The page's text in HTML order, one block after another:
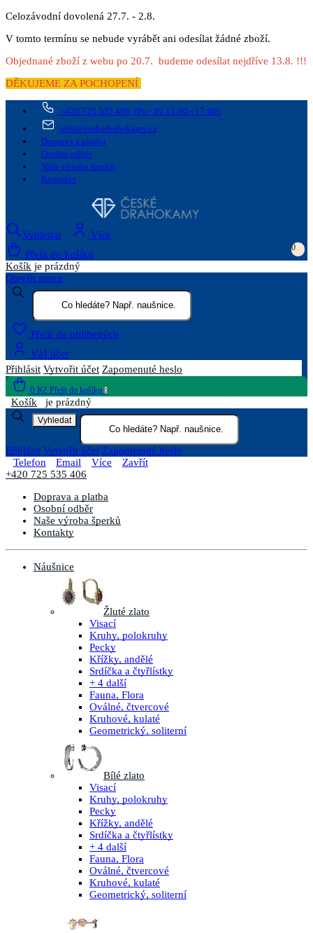
Celozávodní dovolená 27.7. - 2.8.
V tomto termínu se nebude vyrábět ani odesílat žádné zboží.
Objednané zboží z webu po 20.7. budeme odesílat nejdříve 13.8. !!!
DĚKUJEME ZA POCHOPENÍ
+420 725 535 406 (Po - Pá 11:00 - 17:00)
info@ceskedrahokamy.cz
Doprava a platba
Osobní odběr
Naše výroba šperků
Kontakty
Vyhledat
Více
Přejít do košíku
0
Košík je prázdný
Otevřít menu
Přejít do oblíbených
Váš účet
Přihlásit Vytvořit účet Zapomenuté heslo
0 Kč Přejít do košíku 0
Košík je prázdný
Vyhledat
Přihlásit Vytvořit účet Zapomenuté heslo
Telefon
Email Více
Zavřít
+420 725 535 406
Doprava a platba
Osobní odběr
Naše výroba šperků
Kontakty
Náušnice
Žluté zlato
Visací
Kruhy, polokruhy
Pecky
Křížky, andělé
Srdíčka a čtyřlístky
+ 4 další
Fauna, Flora
Oválné, čtvercové
Kruhové, kulaté
Geometrický, soliterní
Bílé zlato
Visací
Kruhy, polokruhy
Pecky
Křížky, andělé
Srdíčka a čtyřlístky
+ 4 další
Fauna, Flora
Oválné, čtvercové
Kruhové, kulaté
Geometrický, soliterní